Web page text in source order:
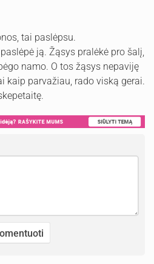
tai paslėpsu.
ją. Žąsys pralėkė pro šalį,
namo. O tos žąsys nepaviję
kaip parvažiau, rado viską gerai.